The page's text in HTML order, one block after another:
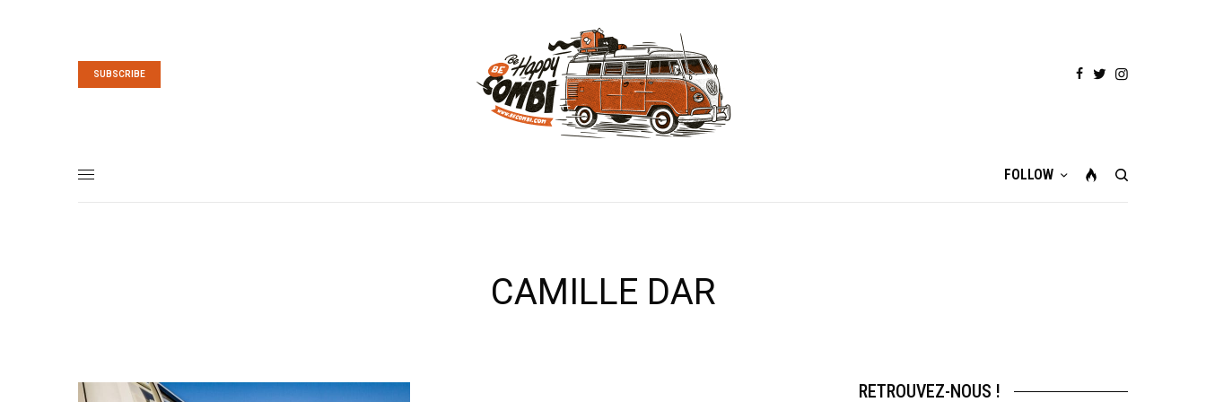
SUBSCRIBE
FOLLOW
CAMILLE DAR
RETROUVEZ-NOUS !